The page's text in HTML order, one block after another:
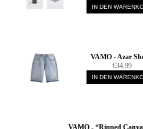
IN DEN
VAMO - Azar
€34,99
IN DEN
VAMO - “Ripped